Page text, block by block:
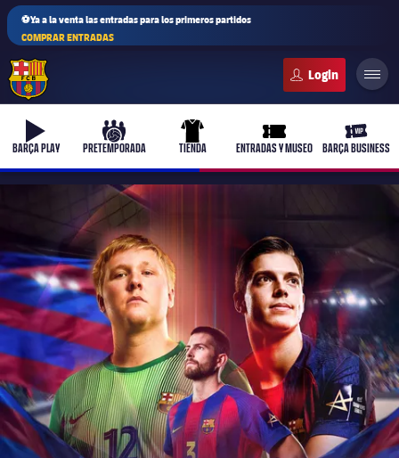
⚽Ya a la venta las entradas para los primeros partidos
COMPRAR ENTRADAS
b-play
BARÇA PLAY
culers-ball
PRETEMPORADA
uniform
TIENDA
ticket-full
ENTRADAS Y MUSEO
ticket-
BARÇA BUSINESS
plusicon
más